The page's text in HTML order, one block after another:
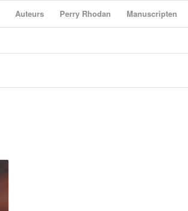
Auteurs Perry Rhodan Manuscripten